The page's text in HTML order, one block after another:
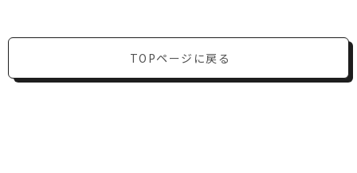
TOPページに戻る